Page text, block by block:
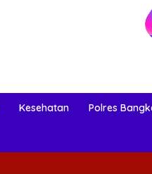
Kesehatan Polres